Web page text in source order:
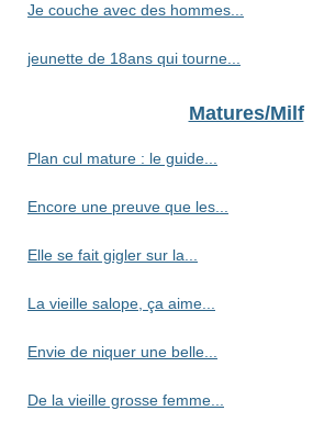
Je couche avec des hommes...
jeunette de 18ans qui tourne...
Matures/Milf
Plan cul mature : le guide...
Encore une preuve que les...
Elle se fait gigler sur la...
La vieille salope, ça aime...
Envie de niquer une belle...
De la vieille grosse femme...